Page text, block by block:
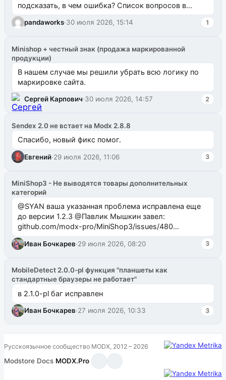
подсказать, в чем ошибка? Список вопросов в
одноименном разделе на modx.pro пока пуст, и,...
pandaworks·30 июля 2026, 15:14 1
Minishop + честный знак (продажа маркированной
продукции)
В нашем случае мы решили убрать всю логику по
маркировке сайта.
Сергей Карпович·30 июля 2026, 14:57 2
Sendex 2.0 не встает на Modx 2.8.8
Спасибо, новый фикс помог.
Евгений·29 июля 2026, 11:06 3
MiniShop3 - Не выводятся товары дополнительных
категорий
@SYAN ваша указанная проблема исправлена еще
до версии 1.2.3 @Павлик Мышкин завел:
github.com/modx-pro/MiniShop3/issues/480
github.com/modx-pro/MiniShop3/issues/481Исправим
в б...
Иван Бочкарев·29 июля 2026, 08:20 3
MobileDetect 2.0.0-pl функция "планшеты как
стандартные браузеры не работает"
в 2.1.0-pl баг исправлен
Иван Бочкарев·27 июля 2026, 10:33 3
Русскоязычное сообщество MODX, 2012 – 2026
Modstore·Docs·MODX.Pro·